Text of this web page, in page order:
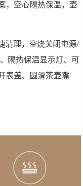
，空心隔热保温，壶
清理，空烧关闭电源/
隔热保温显示灯、可
表盖、圆滑茶壶嘴